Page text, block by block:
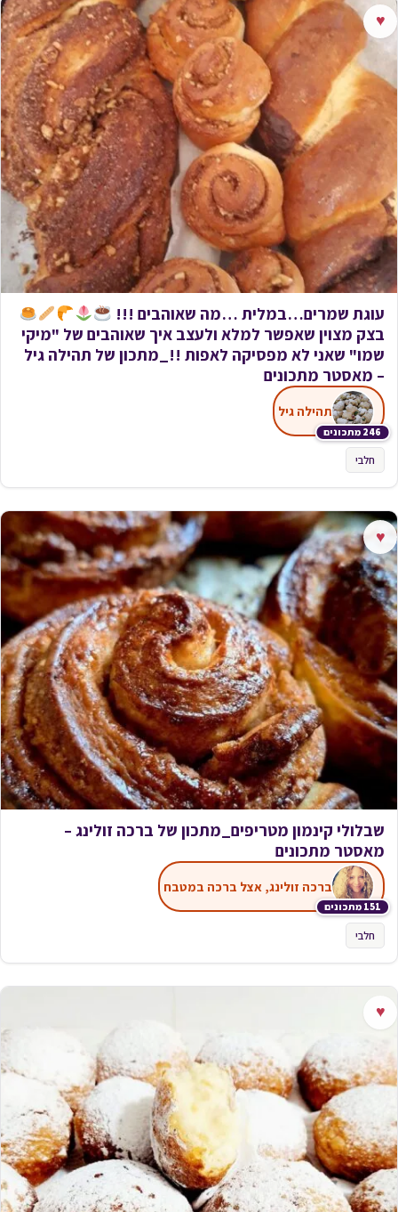
♥
עוגת שמרים…במלית …מה שאוהבים !!!
בצק מצוין שאפשר למלא ולעצב איך שאוהבים של "מיקי
שמו" שאני לא מפסיקה לאפות !!_מתכון של תהילה גיל
– מאסטר מתכונים
246 מתכונים
תהילה גיל
חלבי
♥
שבלולי קינמון מטריפים_מתכון של ברכה זולינג –
מאסטר מתכונים
151 מתכונים
ברכה זולינג, אצל ברכה במטבח
חלבי
♥